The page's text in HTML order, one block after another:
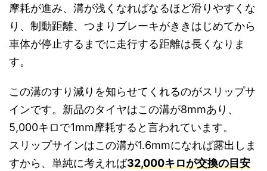
摩耗が進み、溝が浅くなればなるほど滑りやすくな
り、制動距離、つまりブレーキがききはじめてから
車体が停止するまでに走行する距離は長くなりま
す。
この溝のすり減りを知らせてくれるのがスリップサ
インです。新品のタイヤはこの溝が8mmあり、
5,000キロで1mm摩耗すると言われています。
スリップサインはこの溝が1.6mmになれば露出しま
すから、単純に考えれば32,000キロが交換の目安